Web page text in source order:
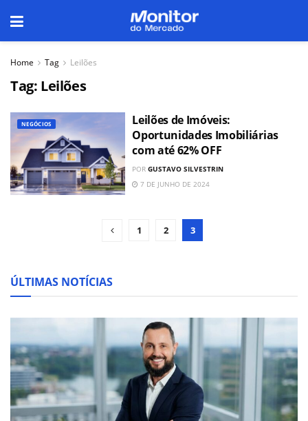
Home Tag Leilões
Tag: Leilões
NEGÓCIOS
Leilões de Imóveis:
Oportunidades Imobiliárias
com até 62% OFF
POR GUSTAVO SILVESTRIN
7 DE JUNHO DE 2024
1 2 3
ÚLTIMAS NOTÍCIAS